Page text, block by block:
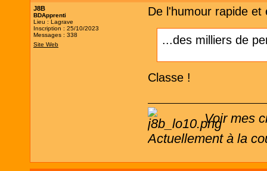
J8B
BDApprenti
Lieu : Lagrave
Inscription : 25/10/2023
Messages : 338
Site Web
De l'humour rapide et
...des milliers de
Classe !
Voir mes
Actuellement à la